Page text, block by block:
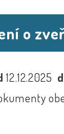
o
12.12.2025